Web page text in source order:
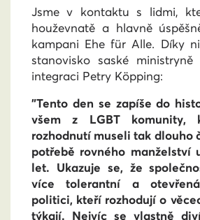
Jsme v kontaktu s lidmi,
houževnatě a hlavně
kampani Ehe für Alle. Díky
stanovisko saské
integraci Petry Köpping:
"Tento den se zapíše do
všem z LGBT komunity,
rozhodnutímuseli tak dlouho
potřebě rovného manželství
let. Ukazuje se, že
více tolerantní a
politici, kteří rozhodují o
týkají. Nejvíc se vlastně